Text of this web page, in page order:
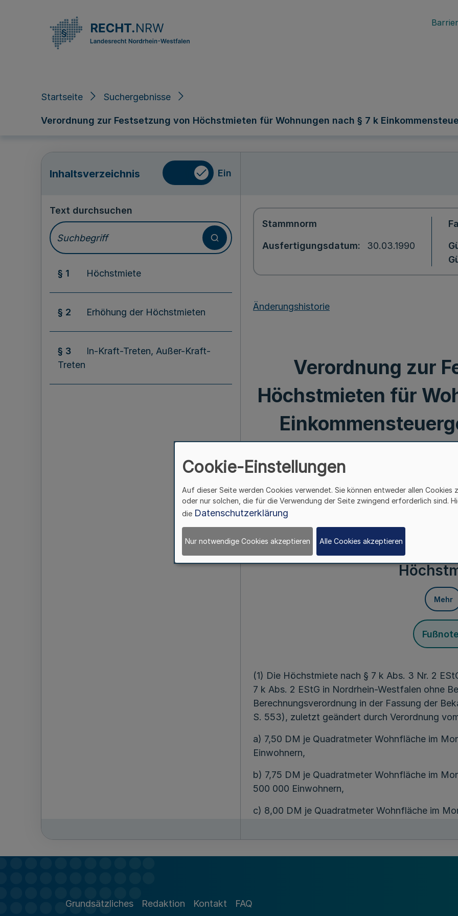
Startseite Suchergebnisse
Verordnung zur Festsetzung von Höchstmieten für Wohnungen nach § 7 k
Inhaltsverzeichnis Ein
Text durchsuchen
§ 1 Höchstmiete
§ 2 Erhöhung der Höchstmieten
§ 3
In-Kraft-Treten, Außer-Kraft-
Treten
Stammnorm
Ausfertigungsdatum 30.03.1990
Änderungshistorie
Verordnung zur
Höchstmieten für
Aufgrund des § 7 k Abs. 3 Nr. 2 des
der Bekanntmachung vom 27. Februar 1987
Gesetz vom 22. Dezember 1989 (BGBl. I S.
Mehr
(1) Die Höchstmiete nach § 7 k Abs. 3 Nr. 2
7 k Abs. 2 EStG in Nordrhein-Westfalen ohne
Berechnungsverordnung in der Fassung der
S. 553), zuletzt geändert durch Verordnung
a) 7,50 DM je Quadratmeter Wohnfläche im
Einwohnern,
b) 7,75 DM je Quadratmeter Wohnfläche im
500 000 Einwohnern,
c) 8,00 DM je Quadratmeter Wohnfläche im
Grundsätzliches Redaktion Kontakt FAQ
Cookie-Einstellungen
Auf dieser Seite werden Cookies verwendet. Sie können entweder allen Cookies
oder nur solchen, die für die Verwendung der Seite zwingend erforderlich sind.
die Datenschutzerklärung
Nur notwendige Cookies akzeptieren Alle Cookies akzeptieren